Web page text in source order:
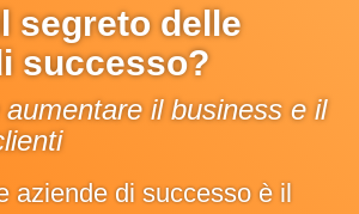
segreto delle
successo?
il business e il
aziende di successo è il